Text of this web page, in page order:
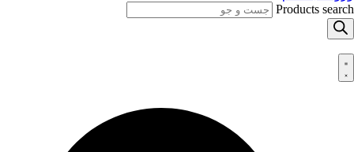
Products search